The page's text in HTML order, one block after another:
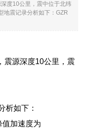
度10公里，震中位于北纬
地震记录分析如下：GZR
震源深度10公里，震
析如下：
加速度为